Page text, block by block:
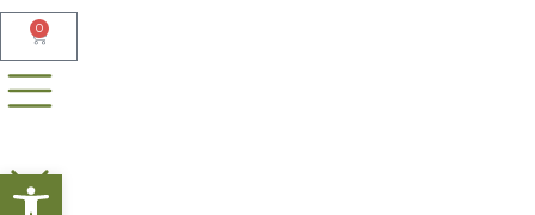
0
Abrir barra de herramientas